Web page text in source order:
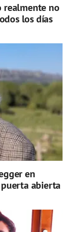
realmente no
los días
en
abierta